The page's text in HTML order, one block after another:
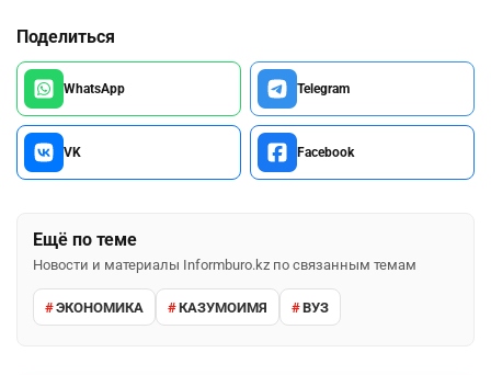
Поделиться
WhatsApp Telegram
VK Facebook
Ещё по теме
Новости и материалы Informburo.kz по связанным темам
ЭКОНОМИКА КАЗУМОИМЯ ВУЗ